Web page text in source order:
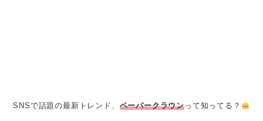
SNSで話題の最新トレンド、 ペーパークラウンって知ってる？